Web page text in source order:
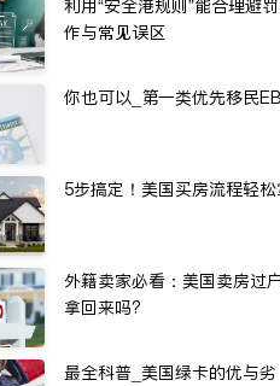
利用“安全港规则”能合理避
作与常见误区
你也可以_第一类优先移民
5步搞定！美国买房流程轻
外籍卖家必看：美国卖房过
拿回来吗?
最全科普_美国绿卡的优与劣